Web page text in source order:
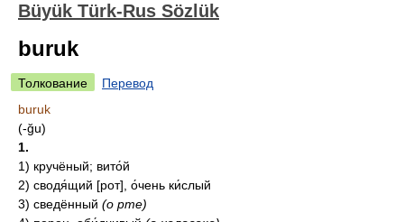
Büyük Türk-Rus Sözlük
buruk
Толкование
Перевод
buruk
(-ğu)
1.
1) кручёный; вито́й
2) сводя́щий [рот], о́чень ки́слый
3) сведённый (о рте)